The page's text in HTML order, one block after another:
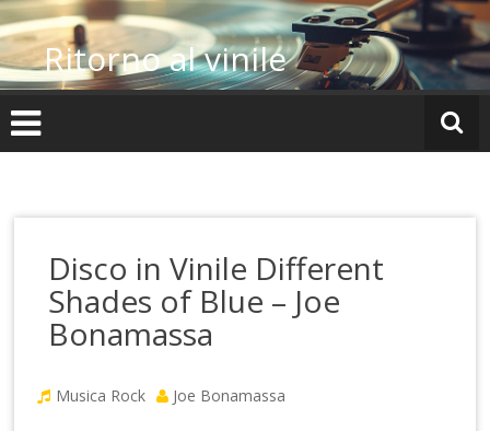
Vai
al
contenutoRitorno al vinile
Disco in Vinile Different
Shades of Blue – Joe
Bonamassa
Musica Rock Joe Bonamassa